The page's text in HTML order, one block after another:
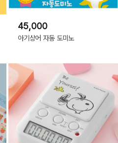
45,000
아기상어 자동 도미노